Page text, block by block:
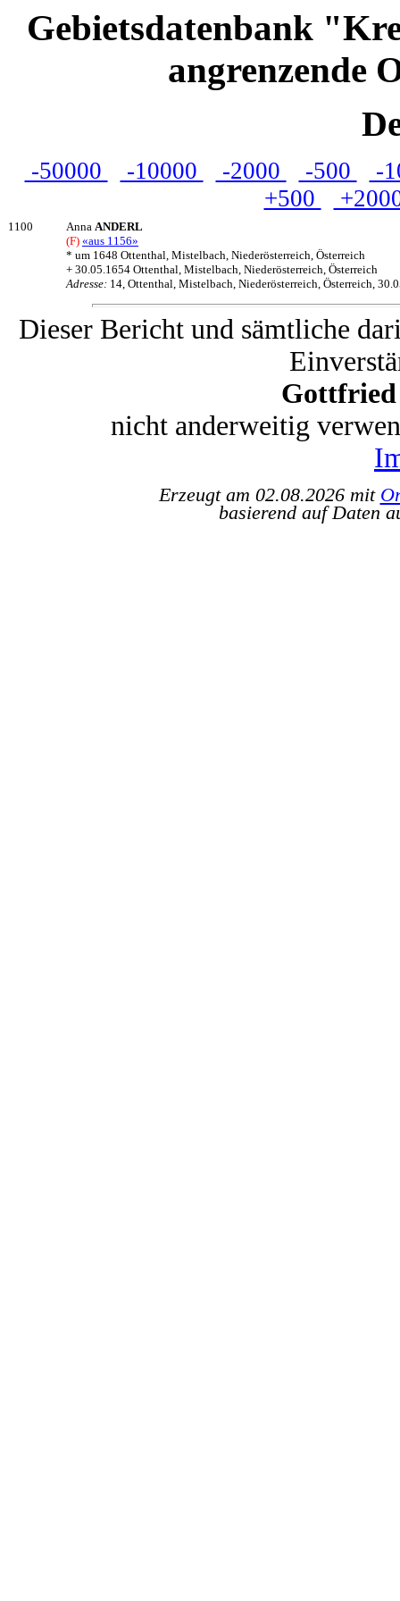
Gebietsdatenbank
angrenzende
-50000 -10000 -2000 -500
-
+500
1100 Anna ANDERL
(F) «aus 1156»
* um 1648 Ottenthal, Mistelbach, Niederösterreich, Österreich
+ 30.05.1654 Ottenthal, Mistelbach, Niederösterreich, Österreich
Adresse: 14, Ottenthal, Mistelbach, Niederösterreich, Österreich,
Dieser Bericht und sämtliche
Gottfried
nicht anderweitig
Erzeugt am 02.08.2026 mit
basierend auf Daten